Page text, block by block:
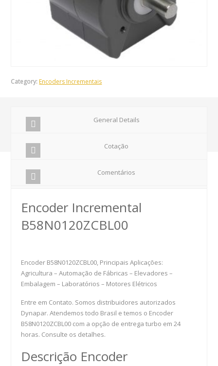
Category: Encoders Incrementais
General Details
Cotação
Comentários
Encoder Incremental
B58N0120ZCBL00
Encoder B58N0120ZCBL00, Principais Aplicações:
Agricultura – Automação de Fábricas – Elevadores –
Embalagem – Laboratórios – Motores Elétricos
Entre em Contato. Somos distribuidores autorizados
Dynapar. Atendemos todo Brasil e temos o Encoder
B58N0120ZCBL00 com a opção de entrega turbo em 24
horas. Consulte os detalhes.
Descrição Encoder